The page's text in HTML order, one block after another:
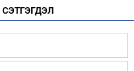
СЭТГЭГДЭЛ